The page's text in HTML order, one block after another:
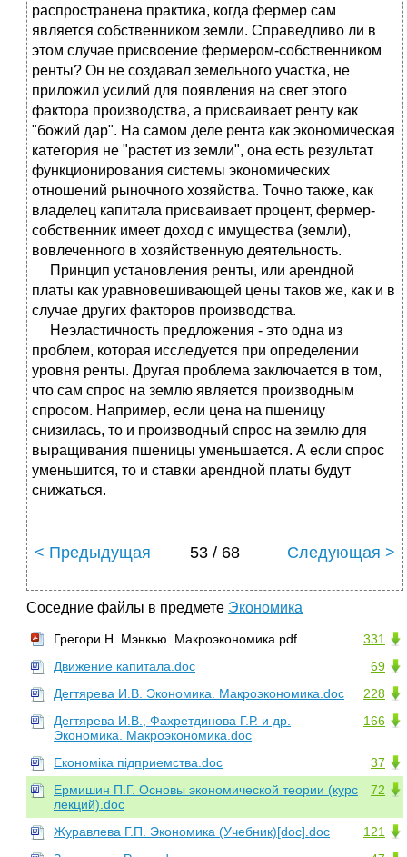
распространена практика, когда фермер сам
является собственником земли. Справедливо ли в
этом случае присвоение фермером-собственником
ренты? Он не создавал земельного участка, не
приложил усилий для появления на свет этого
фактора производства, а присваивает ренту как
"божий дар". На самом деле рента как экономическая
категория не "растет из земли", она есть результат
функционирования системы экономических
отношений рыночного хозяйства. Точно также, как
владелец капитала присваивает процент, фермер-
собственник имеет доход с имущества (земли),
вовлеченного в хозяйственную деятельность.
Принцип установления ренты, или арендной
платы как уравновешивающей цены таков же, как и в
случае других факторов производства.
Неэластичность предложения - это одна из
проблем, которая исследуется при определении
уровня ренты. Другая проблема заключается в том,
что сам спрос на землю является производным
спросом. Например, если цена на пшеницу
снизилась, то и производный спрос на землю для
выращивания пшеницы уменьшается. А если спрос
уменьшится, то и ставки арендной платы будут
снижаться.
< Предыдущая 53 / 68 Следующая >
Соседние файлы в предмете Экономика
331
Грегори Н. Мэнкью. Макроэкономика.pdf
69
Движение капитала.doc
228
Дегтярева И.В. Экономика. Макроэкономика.doc
166
Дегтярева И.В., Фахретдинова Г.Р. и др.
Экономика. Макроэкономика.doc
37
Економіка підприемства.doc
72
Ермишин П.Г. Основы экономической теории (курс
лекций).doc
121
Журавлева Г.П. Экономика (Учебник)[doc].doc